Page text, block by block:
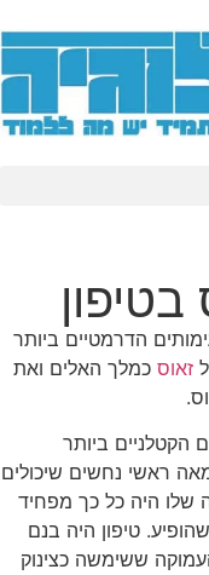
הדרמטיים ביותר
זאוס כמלך האלים ואת
הקטלניים ביותר
ראשי נחשים שיכולים
שלו היה כל כך מפחיד
טיפון היה בנם
ששימשה כצינוק